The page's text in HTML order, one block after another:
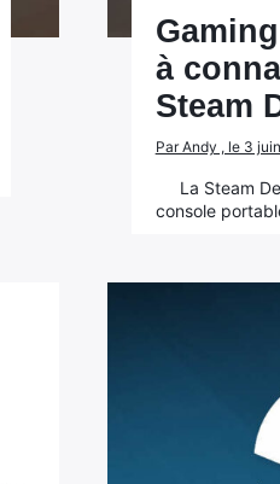
à
Steam
Par Andy , le 3
La Steam
console